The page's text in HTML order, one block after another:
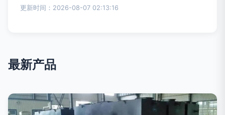
更新时间：2026-08-07 02:13:16
最新产品